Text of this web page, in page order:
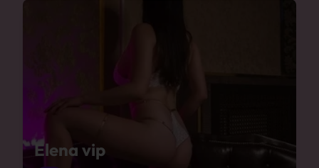
Elena vip